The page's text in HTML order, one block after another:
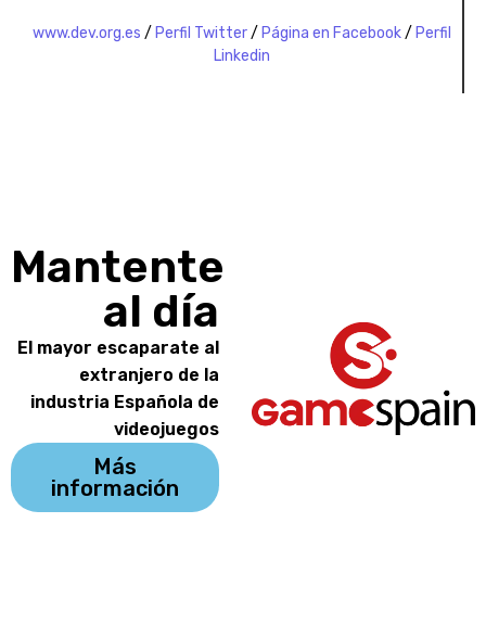
www.dev.org.es / Perfil Twitter/ Página en Facebook/ Perfil
Linkedin
Mantente
al día
El mayor escaparate al
extranjero de la
industria Española de
videojuegos
Más
información